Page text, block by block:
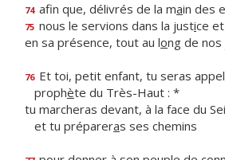
74 afin que, délivrés de la main des
75 nous le servions dans la justice
en sa présence, tout au long de nos
76 Et toi, petit enfant, tu seras
prophète du Très-Haut : *
tu marcheras devant, à la face du
et tu prépareras ses chemins